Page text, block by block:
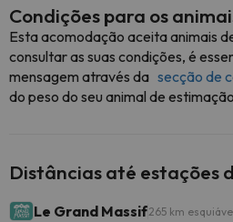
Condições para os
Esta acomodação aceita animais
consultar as suas condições, é
mensagem através da secção de
do peso do seu animal de
Distâncias até estações
Le Grand Massif265 km